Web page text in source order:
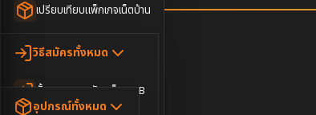
เปรียบเทียบแพ็กเกจเน็ตบ้าน
เน็ตบ้าน Super Fast
วิธีสมัครทั้งหมด
ขั้นตอนการสมัครเน็ต 3BB
อุปกรณ์
อุปกรณ์ทั้งหมด
บทความ